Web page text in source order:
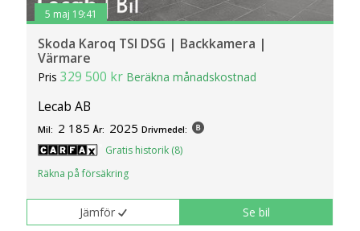
5 maj 19:41
Skoda Karoq TSI DSG | Backkamera |
Värmare
Pris329 500 kr Beräkna månadskostnad
Lecab AB
Mil: 2 185 År: 2025 Drivmedel:
Gratis historik (8)
Räkna på försäkring
Jämför Se bil